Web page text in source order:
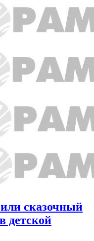
сказочный
детской